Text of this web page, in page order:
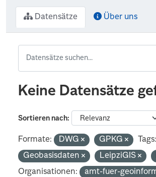
Datensätze Über uns
Keine Datensätze
Sortieren nach
Formate: DWG GPKG
Tags:
Geobasisdaten
LeipziGIS
Organisationen:
amt-fuer-